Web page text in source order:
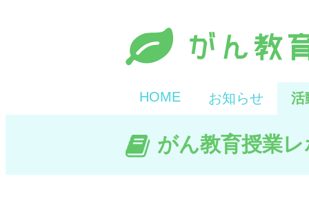
HOME お知らせ 活
がん教育授業